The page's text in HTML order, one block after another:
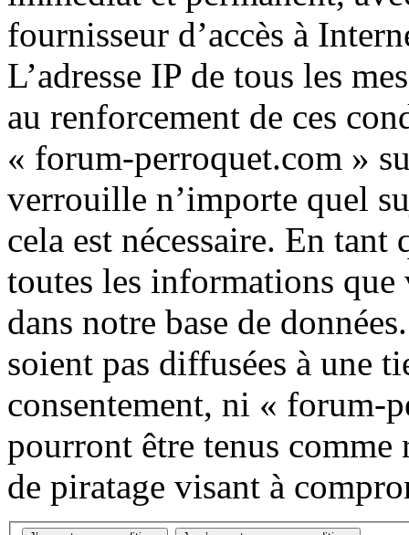
fournisseur d’accès à
L’adresse IP de tous les
au renforcement de ces
« forum-perroquet.com »
verrouille n’importe quel
cela est nécessaire. En
toutes les informations que
dans notre base de
soient pas diffusées à une
consentement, ni « forum-
pourront être tenus comme
de piratage visant à